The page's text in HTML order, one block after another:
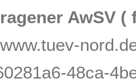
AwSV
48ca-